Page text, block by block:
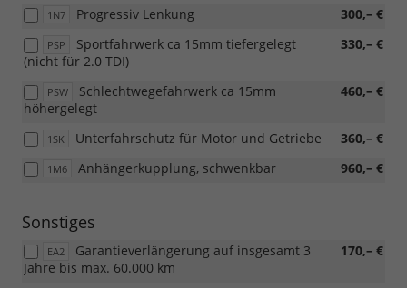
1N7 300,– €
Progressiv Lenkung
PSP 330,– €
Sportfahrwerk ca 15mm tiefergelegt
(nicht für 2.0 TDI)
PSW 460,– €
Schlechtwegefahrwerk ca 15mm
höhergelegt
1SK 360,– €
Unterfahrschutz für Motor und Getriebe
1M6 960,– €
Anhängerkupplung, schwenkbar
Sonstiges
EA2 170,– €
Garantieverlängerung auf insgesamt 3
Jahre bis max. 60.000 km